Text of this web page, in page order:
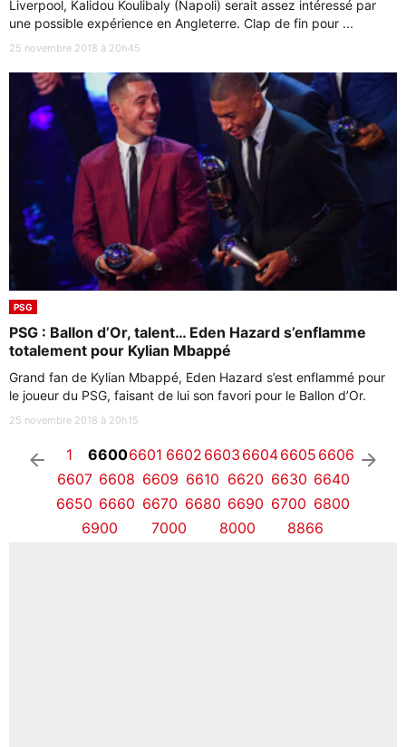
Liverpool, Kalidou Koulibaly (Napoli) serait assez intéressé par
une possible expérience en Angleterre. Clap de fin pour ...
25 novembre 2018 à 20h45
PSG
PSG : Ballon d’Or, talent… Eden Hazard s’enflamme
totalement pour Kylian Mbappé
Grand fan de Kylian Mbappé, Eden Hazard s’est enflammé pour
le joueur du PSG, faisant de lui son favori pour le Ballon d’Or.
25 novembre 2018 à 20h15
arrow_left 1 66006601 6602 6603 66046605 6606
6607 6608 6609 6610 6620 6630 6640
6650 6660 6670 6680 6690 6700 6800
6900
7000 8000 8866
arrow_right